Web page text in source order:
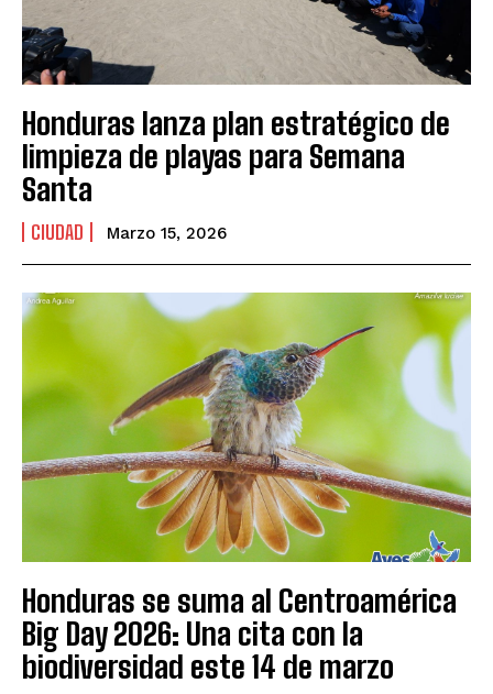
Honduras lanza plan estratégico de
limpieza de playas para Semana
Santa
CIUDAD Marzo 15, 2026
Honduras se suma al Centroamérica
Big Day 2026: Una cita con la
biodiversidad este 14 de marzo